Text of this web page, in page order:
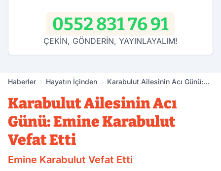
0552 831 76 91
ÇEKİN, GÖNDERİN, YAYINLAYALIM!
Haberler Hayatın İçinden
Karabulut Ailesinin Acı Günü:
Karabulut Ailesinin Acı
Günü: Emine Karabulut
Vefat Etti
Emine Karabulut Vefat Etti